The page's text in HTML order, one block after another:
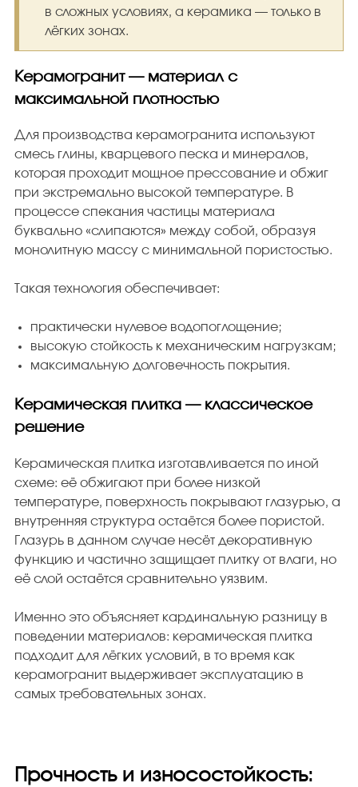
в сложных условиях, а керамика — только в
лёгких зонах.
Керамогранит — материал с
максимальной плотностью
Для производства керамогранита используют
смесь глины, кварцевого песка и минералов,
которая проходит мощное прессование и обжиг
при экстремально высокой температуре. В
процессе спекания частицы материала
буквально «слипаются» между собой, образуя
монолитную массу с минимальной пористостью.
Такая технология обеспечивает:
практически нулевое водопоглощение;
высокую стойкость к механическим нагрузкам;
максимальную долговечность покрытия.
Керамическая плитка — классическое
решение
Керамическая плитка изготавливается по иной
схеме: её обжигают при более низкой
температуре, поверхность покрывают глазурью, а
внутренняя структура остаётся более пористой.
Глазурь в данном случае несёт декоративную
функцию и частично защищает плитку от влаги, но
её слой остаётся сравнительно уязвим.
Именно это объясняет кардинальную разницу в
поведении материалов: керамическая плитка
подходит для лёгких условий, в то время как
керамогранит выдерживает эксплуатацию в
самых требовательных зонах.
Прочность и износостойкость: